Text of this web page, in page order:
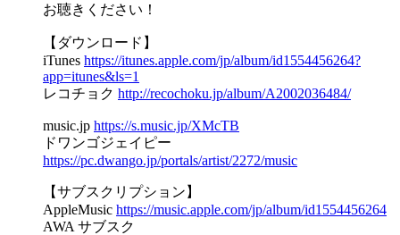
お聴きください！
【ダウンロード】
iTunes https://itunes.apple.com/jp/album/id1554456264?
app=itunes&ls=1
レコチョク http://recochoku.jp/album/A2002036484/
music.jp https://s.music.jp/XMcTB
ドワンゴジェイピー
https://pc.dwango.jp/portals/artist/2272/music
【サブスクリプション】
AppleMusic https://music.apple.com/jp/album/id1554456264
AWA サブスク